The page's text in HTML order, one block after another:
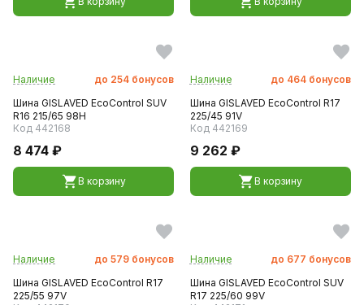
Наличие до 254 бонусов
Шина GISLAVED EcoControl SUV
R16 215/65 98H
Код 442168
8 474 ₽
В корзину
Наличие до 464 бонусов
Шина GISLAVED EcoControl R17
225/45 91V
Код 442169
9 262 ₽
В корзину
Наличие до 579 бонусов
Шина GISLAVED EcoControl R17
225/55 97V
Наличие до 677 бонусов
Шина GISLAVED EcoControl SUV
R17 225/60 99V